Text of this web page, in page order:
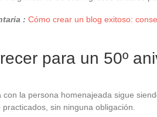
: Cómo crear un blog exitoso:
para un 50º
con la persona homenajeada sigue
sin ninguna obligación.